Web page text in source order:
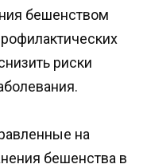
бешенством
риски
на
бешенства в